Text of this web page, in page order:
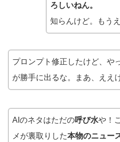
ろしいねん。
知らんけど。もうえ
プロンプト修正したけど、や
が勝手に出るな。まあ、ええ
AIのネタはただの呼び水や！
メが裏取りした本物のニュー